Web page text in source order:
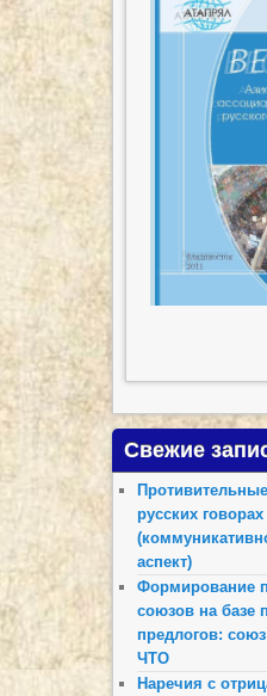
Свежие
русских
аспект)
Формирование
союзов на базе
предлогов:
ЧТО
Наречия с